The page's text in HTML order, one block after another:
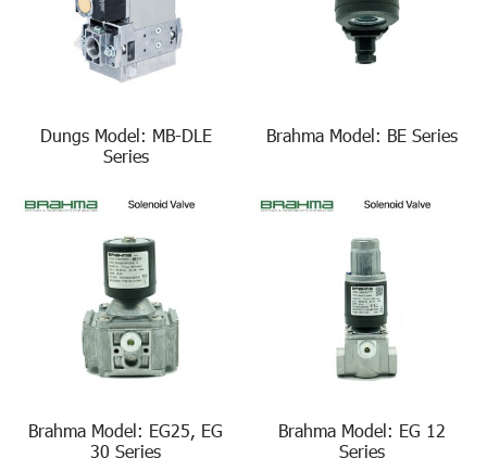
Dungs Model: MB-DLE
Series
Brahma Model: BE Series
Brahma Model: EG25, EG
30 Series
Brahma Model: EG 12
Series